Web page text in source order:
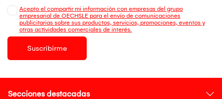
Acepto el compartir mi información con empresas del grupo
empresarial de OECHSLE para el envío de comunicaciones
publicitarias sobre sus productos, servicios, promociones, eventos y
otras actividades comerciales de interés.
Suscribirme
Secciones destacadas